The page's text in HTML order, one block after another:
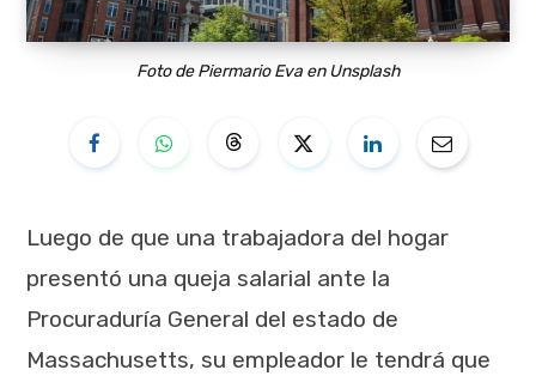
Foto de Piermario Eva en Unsplash
Luego de que una trabajadora del hogar
presentó una queja salarial ante la
Procuraduría General del estado de
Massachusetts, su empleador le tendrá que